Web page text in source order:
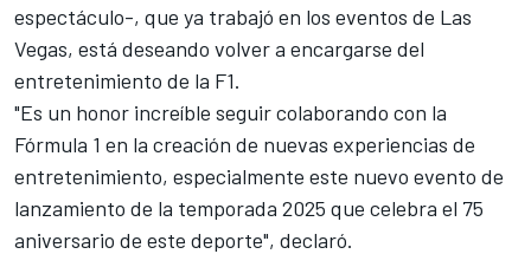
espectáculo-, que ya trabajó en los eventos de Las
Vegas, está deseando volver a encargarse del
entretenimiento de la F1.
"Es un honor increíble seguir colaborando con la
Fórmula 1 en la creación de nuevas experiencias de
entretenimiento, especialmente este nuevo evento de
lanzamiento de la temporada 2025 que celebra el 75
aniversario de este deporte", declaró.